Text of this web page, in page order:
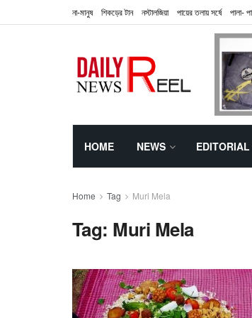
না-মানুষ শিকড়ের টান নস্টালজিয়া পায়ের তলায় সর্ষে পালা-
HOME NEWS EDITORIAL
Home Tag Muri Mela
Tag: Muri Mela